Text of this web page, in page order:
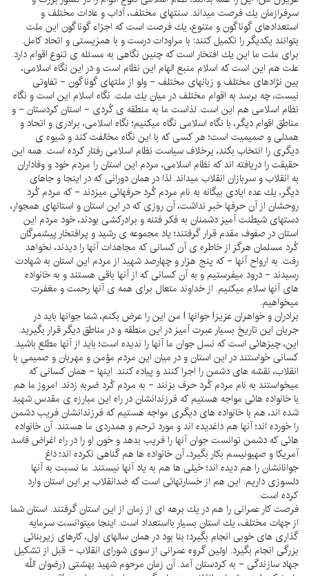
سرفرازمان يك فرصت ميداند. سنتهاى مختلف، آداب و عادات مختلف و
استعدادهاى گوناگون و متنوع، يك فرصت است كه اجزاء گوناگون اين ملت
بتوانند يكديگر را تكميل كنند: با مراودات درست و با همزيستى و اتحاد كامل.
براى ملت ما اين يك افتخار است كه چنين نگاهى به مسئله ى تنوع اقوام دارد.
علت هم اين است كه اسلام منبع الهام اين نظام است و در اين نگاه اسلامى،
بين نژادهاى مختلف و زبانهاى مختلف - ولو از ملتهاى گوناگون - تفاوتى
نيست، چه برسد به اقوام مختلف در ميان يك ملت. نگاه اسلام اين است و نگاه
نظام اسلامى هم اين است. لذاست ما به منطقه ى كُردى - استان كردستان - و
مناطق اقوام ديگر، با نگاه اسلامى نگاه ميكنيم؛ نگاه اسلامى، برادرى و اتحاد و
همدلى و صميميت است؛ هر كسى كه با اين نگاه مخالفت كند و شيوه ى
ديگرى را انتخاب بكند، برخلاف سياست نظام اسلامى رفتار كرده است. همه اين
حقيقت را دريافته اند كه نظام اسلامى، مردم اين استان را مردم خود و وفاداران
به انقلاب و سربازان انقلاب ميداند. لذا در همان دورانى كه در اينجا و جاهاى
ديگر، يك عده ايادى بيگانه به نام مردم كُرد حرفهائى ميزدند - كه مردم كُرد
روحشان از آن حرفها خبر نداشت، آن روزى كه در اين استان و استانهاى همجوار،
دستهاى شيطنت آميز دشمنان به فكر فتنه و برادركشى بودند، خود مردم اين
استان در صفوف مقدم قرار گرفتند؛ ياد مجموعه ى رشيد و پرافتخار پيشمرگان
كُرد مسلمان هرگز از خاطره ى آن كسانى كه مجاهدات آنها را ديدند، نخواهد
رفت. به ارواح آنها - كه پنج هزار و چهارصد شهيد از مردم اين استان به شهادت
رسيدند - درود ميفرستيم و به آن كسانى كه از آنها باقى هستند و به خانواده
هاى آنها سلام ميكنيم. از خداوند متعال براى همه ى آنها رحمت و مغفرت
ميخواهيم.
برادران و خواهران عزيز! جوانها ! من اين را عرض بكنم، شما جوانها بايد در
جريان اين تاريخ بسيار عبرت آميز در اين منطقه و در مناطق ديگر قرار بگيريد.
اين، چيزهائى است كه نسل جوان ما آنها را نديده است؛ بايد از آنها مطلع باشيد.
كسانى خواستند در اين استان و در ميان اين مردم مؤمن و مهربان و صميمىِ با
انقلاب، نقشه هاى دشمن را اجرا كنند و پياده كنند. اينها - همان كسانى كه
ميخواستند به نام مردم كُرد حرف بزنند - به مردم كُرد ضربه زدند. امروز ما هم
با خانواده هائى مواجه هستيم كه فرزندانشان در راه اين مبارزه ى مقدس شهيد
شده اند، هم با خانواده هاى ديگرى مواجه هستيم كه فرزندانشان فريب دشمن
را خورده اند؛ آنها هم داغديده اند و مورد ترحم و همدردى ما هستند. آن خانواده
هائى كه دشمن توانست جوان آنها را فريب بدهد و خون او را در راه اغراض فاسد
آمريكا و صهيونيسم بكار بگيرد، آن خانواده ها هم گناهى نكرده اند؛ داغ
جوانانشان را هم ديده اند؛ خيلى ها هم به ياد آنها نيستند. ما نسبت به آنها
دلسوزى داريم. اين هم از خسارتهائى است كه ضدانقلاب بر اين استان وارد
كرده است.
فرصت كار عمرانى را هم در يك برهه اى از زمان از اين استان گرفتند. استان شما
از جهات مختلف، يك استان بسيار بااستعداد است. اينجا ميتوانست سرمايه
گذارى هاى خوبى انجام بگيرد؛ بنا بود در همان سالهاى اول، كارهاى زيربنائى
بزرگى انجام بگيرد. اولين گروه عمرانى از سوى شوراى انقلاب - قبل از تشكيل
جهاد سازندگى - به كردستان آمد. آن زمان مرحوم شهيد بهشتى (رضوان اللَّه